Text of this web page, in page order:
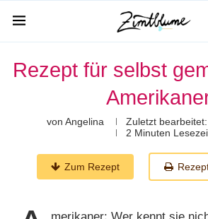
Rezept für selbst
von Angelina Zuletzt bearbeitet:
2 Minuten
Zum Rezept